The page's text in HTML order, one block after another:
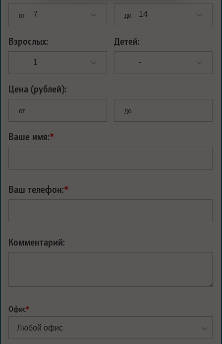
от до
Взрослых: Детей:
Цена (рублей):
от до
Ваше имя:*
Ваш телефон:*
Комментарий:
Офис*